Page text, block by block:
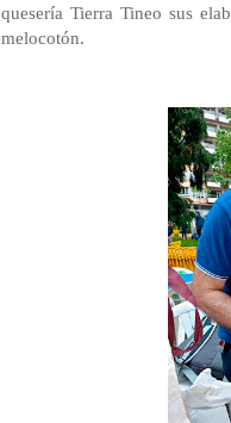
quesería Tierra Tineo sus
melocotón.